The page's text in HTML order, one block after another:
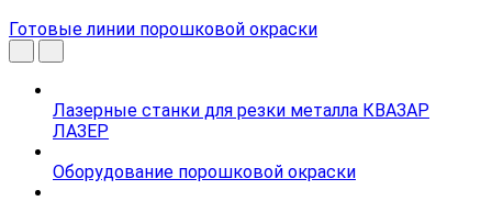
Готовые линии порошковой окраски
Лазерные станки для резки металла КВАЗАР
ЛАЗЕР
Оборудование порошковой окраски